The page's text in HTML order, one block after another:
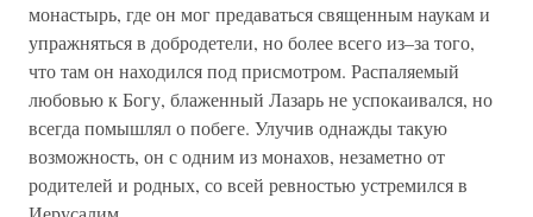
монастырь, где он мог предаваться священным наукам и
упражняться в добродетели, но более всего из–за того,
что там он находился под присмотром. Распаляемый
любовью к Богу, блаженный Лазарь не успокаивался, но
всегда помышлял о побеге. Улучив однажды такую
возможность, он с одним из монахов, незаметно от
родителей и родных, со всей ревностью устремился в